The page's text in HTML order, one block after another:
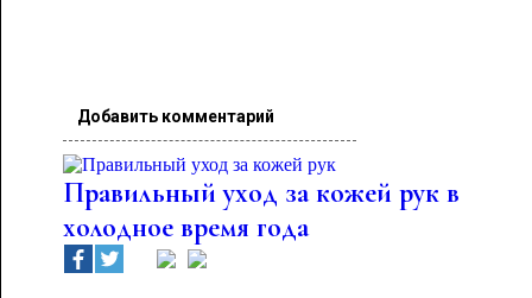
Добавить комментарий
Правильный уход за кожей рук в
холодное время года